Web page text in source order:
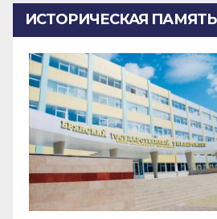
ИСТОРИЧЕСКАЯ ПАМЯТЬ